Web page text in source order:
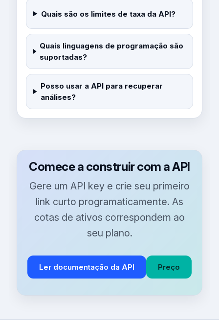
Quais são os limites de taxa da API?
Quais linguagens de programação são
suportadas?
Posso usar a API para recuperar
análises?
Comece a construir com a API
Gere um API key e crie seu primeiro
link curto programaticamente. As
cotas de ativos correspondem ao
seu plano.
Ler documentação da API Preço